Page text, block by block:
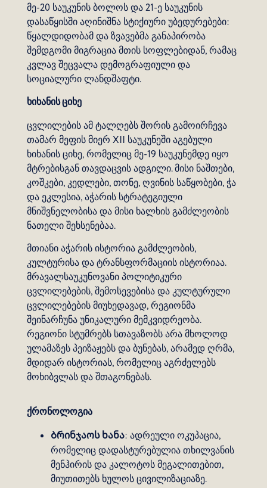
მე-20 საუკუნის ბოლოს და 21-ე საუკუნის
დასაწყისში აღინიშნა სტიქიური უბედურებები:
წყალდიდობამ და ზვავებმა განაპირობა
შემდგომი მიგრაცია მთის სოფლებიდან, რამაც
კვლავ შეცვალა დემოგრაფიული და
სოციალური ლანდშაფტი.
ხიხანის ციხე
ცვლილების ამ ტალღებს შორის გამოირჩევა
თამარ მეფის მიერ XII საუკუნეში აგებული
ხიხანის ციხე, რომელიც მე-19 საუკუნემდე იყო
მტრებისგან თავდაცვის ადგილი. მისი ნაშთები,
კოშკები, კედლები, თონე, ღვინის საწყობები, ჭა
და ეკლესია, აჭარის სტრატეგიული
მნიშვნელობისა და მისი ხალხის გამძლეობის
ნათელი შეხსენებაა.
მთიანი აჭარის ისტორია გამძლეობის,
კულტურისა და ტრანსფორმაციის ისტორიაა.
მრავალსაუკუნოვანი პოლიტიკური
ცვლილებების, შემოსევებისა და კულტურული
ცვლილებების მიუხედავად, რეგიონმა
შეინარჩუნა უნიკალური მემკვიდრეობა.
რეგიონი სტუმრებს სთავაზობს არა მხოლოდ
ულამაზეს პეიზაჟებს და ბუნებას, არამედ ღრმა,
მდიდარ ისტორიას, რომელიც აგრძელებს
მოხიბვლას და შთაგონებას.
ქრონოლოგია
Ბრინჯაოს ხანა: ადრეული ოკუპაცია,
რომელიც დადასტურებულია თხილვანის
მენჰირის და კალოტოს მეგალითებით,
მიუთითებს ხულოს ცივილიზაციაზე.